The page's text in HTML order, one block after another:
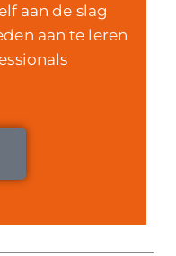
aan de slag
aan te leren